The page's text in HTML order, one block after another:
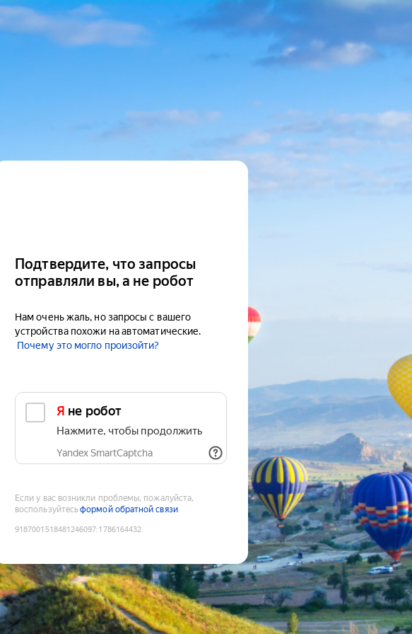
Подтвердите, что запросы
отправляли вы, а не робот
Нам очень жаль, но запросы с вашего
устройства похожи на автоматические.
Почему это могло произойти?
Я не робот
Нажмите, чтобы продолжить
Yandex SmartCaptcha
Если у вас возникли проблемы, пожалуйста,
воспользуйтесьформой обратной связи
9187001518481246097:1786164432